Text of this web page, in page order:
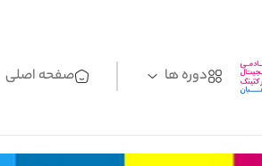
دوره ها صفحه اصلی